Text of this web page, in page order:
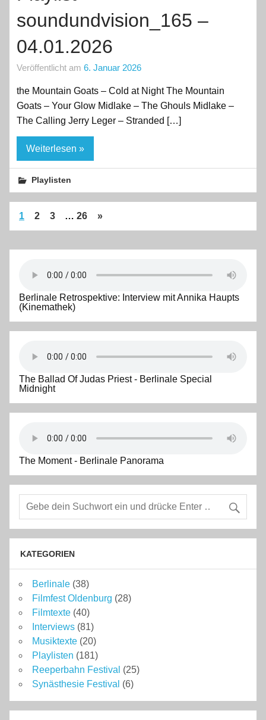
soundundvision_165 –
04.01.2026
Veröffentlicht am 6. Januar 2026
the Mountain Goats – Cold at Night The Mountain
Goats – Your Glow Midlake – The Ghouls Midlake –
The Calling Jerry Leger – Stranded […]
Weiterlesen »
Playlisten
1 2 3 … 26 »
Berlinale Retrospektive: Interview mit Annika Haupts
(Kinemathek)
The Ballad Of Judas Priest - Berlinale Special
Midnight
The Moment - Berlinale Panorama
KATEGORIEN
Berlinale (38)
Filmfest Oldenburg (28)
Filmtexte (40)
Interviews (81)
Musiktexte (20)
Playlisten (181)
Reeperbahn Festival (25)
Synästhesie Festival (6)